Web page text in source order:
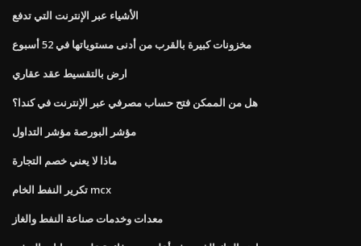
الأشياء عبر الإنترنت التي تدفع
مخزونات كبيرة بالقرب من أدنى مستوياتها في 52 أسبوع
ارض بالتقسيط عقد عقاري
هل من الممكن فتح حساب مصرفي عبر الإنترنت في كندا؟
مؤشر البورصة مؤشر التداول
ماذا لا يعني خصم التجارة
تكرير النفط الخام mcx
معدات وخدمات صناعة النفط والغاز